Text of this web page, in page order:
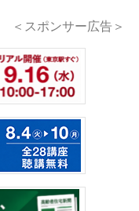
＜スポンサー広告＞